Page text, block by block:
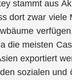
stammt aus
dort zwar viele
die meisten
exportiert
sozialen und